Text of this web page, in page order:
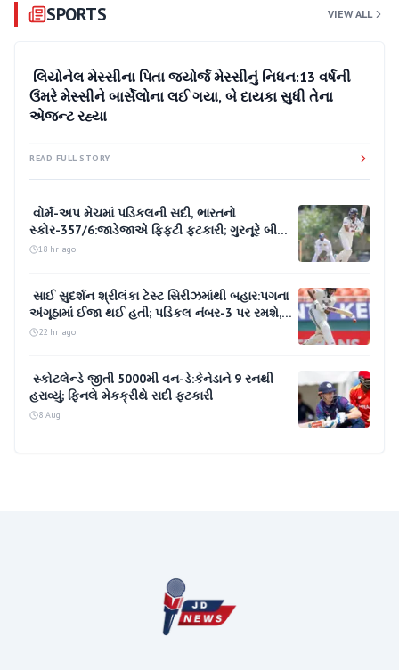
SPORTS VIEW ALL
18 hr ago
ઉંમરે મેસ્સીને બાર્સેલોના લઈ ગયા, બે દાયકા સુધી તેના
એજન્ટ રહ્યા
READ FULL STORY
સ્કોર-357/6:જાડેજાએ ફિફ્ટી ફટકારી; ગુરનૂરે બીજા
દિવસની છેલ્લી ઓવરમાં 4 છગ્ગા ફટકાર્યા
18 hr ago
અંગૂઠામાં ઈજા થઈ હતી; પડિકલ નંબર-3 પર રમશે,
સરફરાઝ રિપ્લેસમેન્ટ હોઈ શકે છે
22 hr ago
હરાવ્યું; ફિનલે મેકક્રીથે સદી ફટકારી
8 Aug